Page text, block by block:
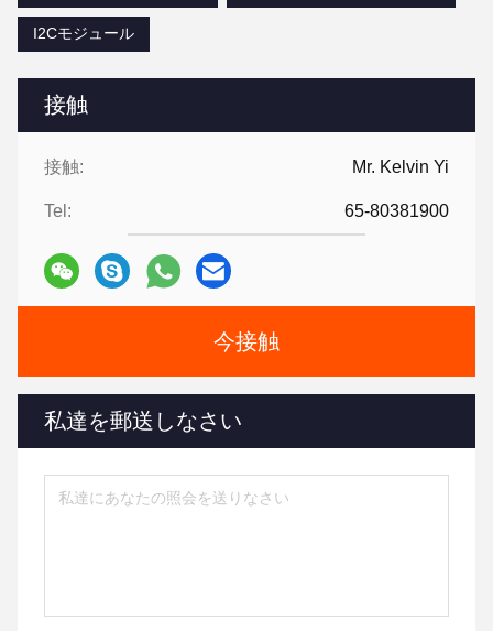
接触
接触: Mr. Kelvin Yi
Tel: 65-80381900
今接触
私達を郵送しなさい
I2Cモジュール